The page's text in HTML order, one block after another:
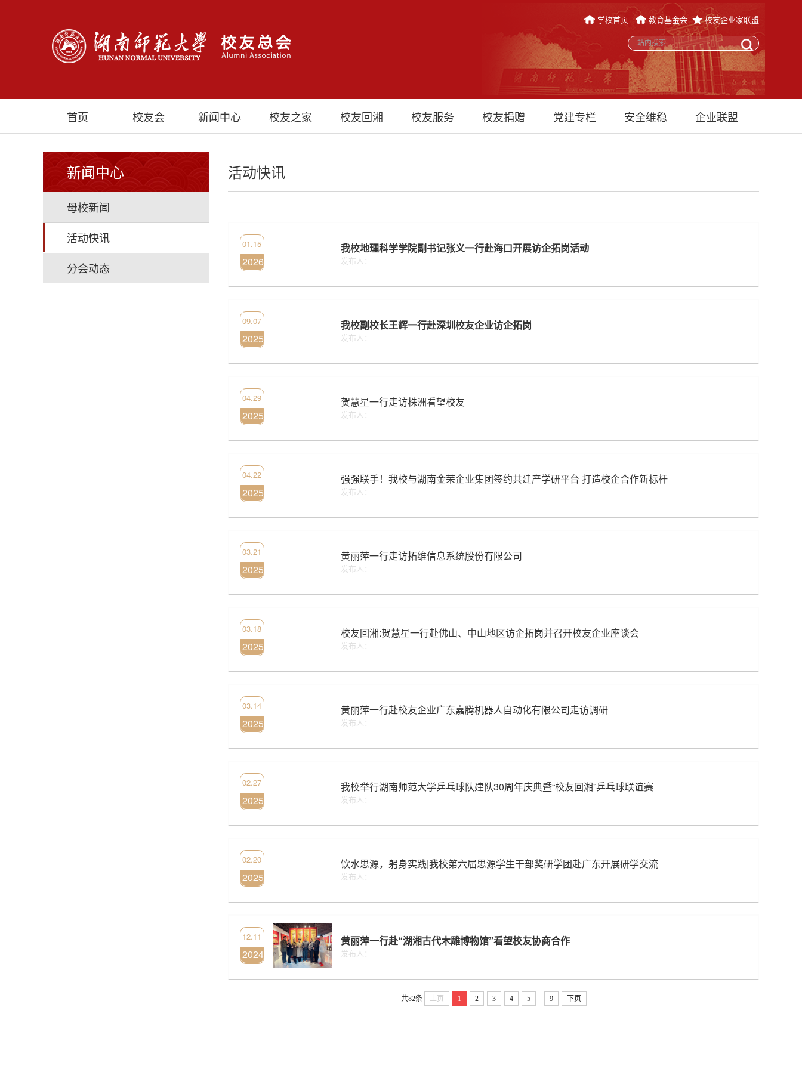
学校首页 教育基金会 校友企业家联盟
首页 校友会 新闻中心 校友之家 校友回湘 校友服务 校友捐赠 党建专栏 安全维稳 企业联盟
新闻中心
母校新闻
活动快讯
分会动态
活动快讯
01.15
2026
我校地理科学学院副书记张义一行赴海口开展访企拓岗活动
发布人：
09.07
2025
我校副校长王辉一行赴深圳校友企业访企拓岗
发布人：
04.29
2025
贺慧星一行走访株洲看望校友
发布人：
04.22
2025
强强联手！我校与湖南金荣企业集团签约共建产学研平台 打造校企合作新标杆
发布人：
03.21
2025
黄丽萍一行走访拓维信息系统股份有限公司
发布人：
03.18
2025
校友回湘:贺慧星一行赴佛山、中山地区访企拓岗并召开校友企业座谈会
发布人：
03.14
2025
黄丽萍一行赴校友企业广东嘉腾机器人自动化有限公司走访调研
发布人：
02.27
2025
我校举行湖南师范大学乒乓球队建队30周年庆典暨“校友回湘”乒乓球联谊赛
发布人：
02.20
2025
饮水思源，躬身实践|我校第六届思源学生干部奖研学团赴广东开展研学交流
发布人：
12.11
2024
黄丽萍一行赴“湖湘古代木雕博物馆”看望校友协商合作
发布人：
共82条 上页 1 2 3 4 5 9 下页